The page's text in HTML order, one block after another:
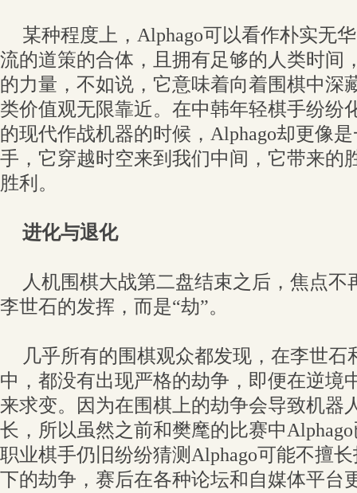
某种程度上，Alphago可以看作朴实无
流的道策的合体，且拥有足够的人类时间
的力量，不如说，它意味着向着围棋中深
类价值观无限靠近。在中韩年轻棋手纷纷
的现代作战机器的时候，Alphago却更像
手，它穿越时空来到我们中间，它带来的
胜利。
进化与退化
人机围棋大战第二盘结束之后，焦点
李世石的发挥，而是“劫”。
几乎所有的围棋观众都发现，在李世石
中，都没有出现严格的劫争，即便在逆境
来求变。因为在围棋上的劫争会导致机器
长，所以虽然之前和樊麾的比赛中
职业棋手仍旧纷纷猜测Alphago可能不擅
下的劫争，赛后在各种论坛和自媒体平台